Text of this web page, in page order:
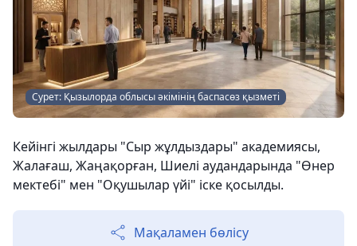
Сурет: Қызылорда облысы әкімінің баспасөз қызметі
Кейінгі жылдары "Сыр жұлдыздары" академиясы,
Жалағаш, Жаңақорған, Шиелі аудандарында "Өнер
мектебі" мен "Оқушылар үйі" іске қосылды.
Мақаламен бөлісу